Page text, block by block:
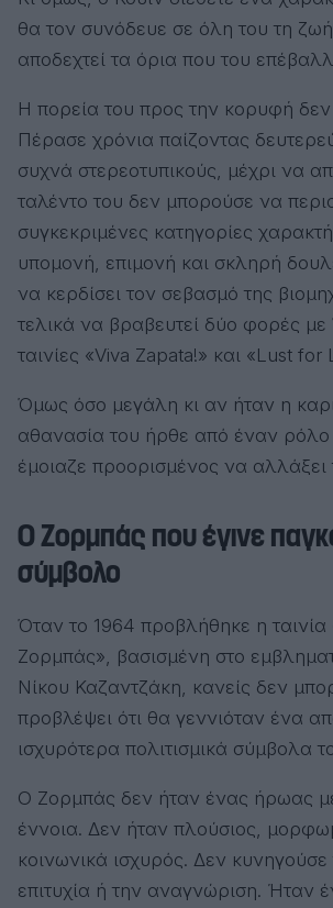
θα τον συνόδευε σε όλη του τη
αποδεχτεί τα όρια που του
Η πορεία του προς την κορυφή
Πέρασε χρόνια παίζοντας
συχνά στερεοτυπικούς, μέχρι να
ταλέντο του δεν μπορούσε να
συγκεκριμένες κατηγορίες
υπομονή, επιμονή και σκληρή
να κερδίσει τον σεβασμό της
τελικά να βραβευτεί δύο φορές με
ταινίες «Viva Zapata!» και «Lust for
Όμως όσο μεγάλη κι αν ήταν η
αθανασία του ήρθε από έναν ρόλο
έμοιαζε προορισμένος να αλλάξει
Ο Ζορμπάς που έγινε
σύμβολο
Όταν το 1964 προβλήθηκε η ταινία
Ζορμπάς», βασισμένη στο
Νίκου Καζαντζάκη, κανείς δεν
προβλέψει ότι θα γεννιόταν ένα
ισχυρότερα πολιτισμικά σύμβολα
Ο Ζορμπάς δεν ήταν ένας ήρωας
έννοια. Δεν ήταν πλούσιος,
κοινωνικά ισχυρός. Δεν
επιτυχία ή την αναγνώριση. Ήταν